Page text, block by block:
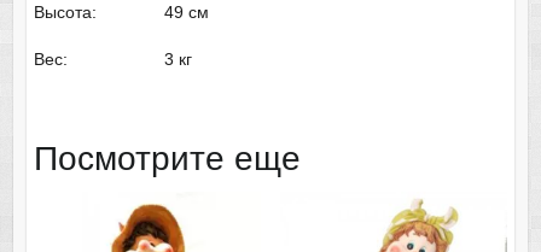
Высота: 49 см
Вес: 3 кг
Посмотрите еще